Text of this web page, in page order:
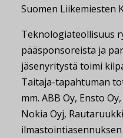
Suomen Liikemiesten
Teknologiateollisuus
pääsponsoreista ja
jäsenyritystä toimi
Taitaja-tapahtuman
mm. ABB Oy, Ensto
Nokia Oyj,